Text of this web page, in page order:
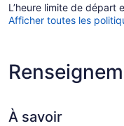
L’heure limite de départ
Afficher toutes les
À savoir